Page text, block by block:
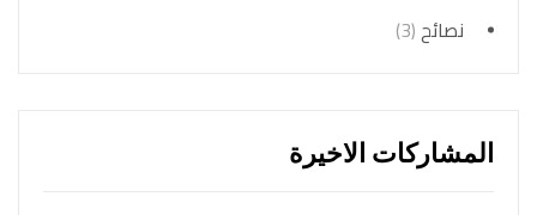
نصائح(3)
المشاركات الاخيرة